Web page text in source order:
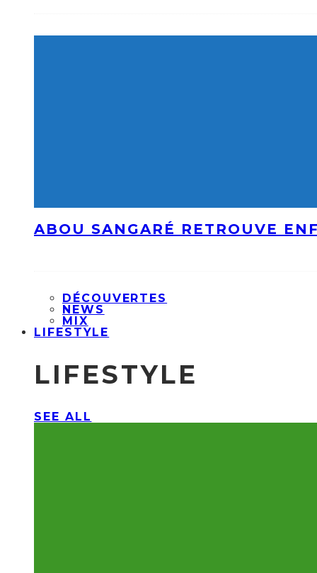
ABOU SANGARÉ RETROUVE
DÉCOUVERTES
NEWS
MIX
LIFESTYLE
LIFESTYLE
SEE ALL